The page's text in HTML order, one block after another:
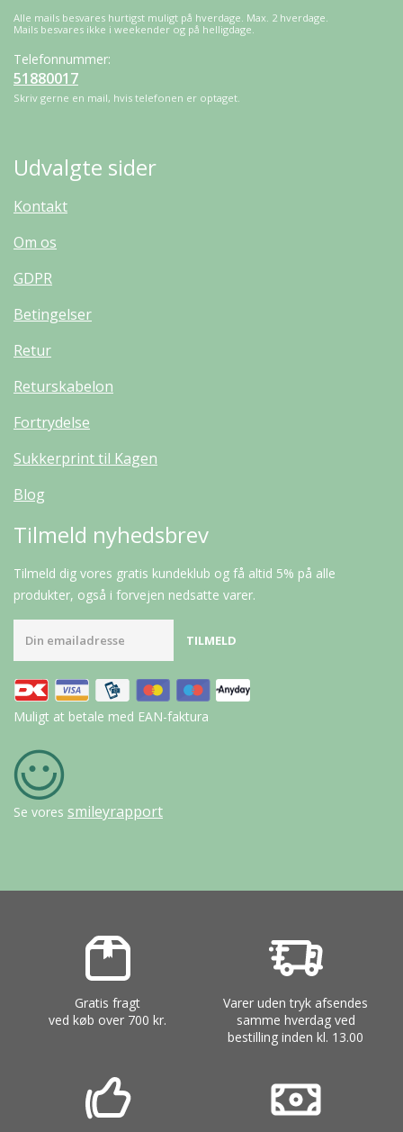
Alle mails besvares hurtigst muligt på hverdage. Max. 2 hverdage.
Mails besvares ikke i weekender og på helligdage.
Telefonnummer:
51880017
Skriv gerne en mail, hvis telefonen er optaget.
Udvalgte sider
Kontakt
Om os
GDPR
Betingelser
Retur
Returskabelon
Fortrydelse
Sukkerprint til Kagen
Blog
Tilmeld nyhedsbrev
Tilmeld dig vores gratis kundeklub og få altid 5% på alle
produkter, også i forvejen nedsatte varer.
Muligt at betale med EAN-faktura
Se vores smileyrapport
Gratis fragt
ved køb over 700 kr.
Varer uden tryk afsendes
samme hverdag ved
bestilling inden kl. 13.00